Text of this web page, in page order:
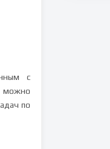
с
можно
по